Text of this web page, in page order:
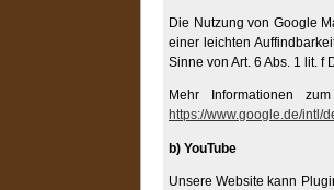
Die Nutzung von Google
einer leichten
Sinne von Art. 6 Abs. 1 lit. f
Mehr Informationen
https://www.google.de/intl/
b) YouTube
Unsere Website kann